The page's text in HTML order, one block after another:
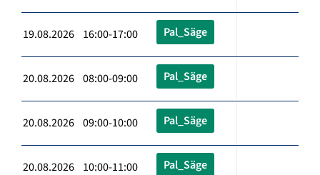
19.08.2026 16:00-17:00 Pal_Säge
20.08.2026 08:00-09:00 Pal_Säge
20.08.2026 09:00-10:00 Pal_Säge
20.08.2026 10:00-11:00 Pal_Säge